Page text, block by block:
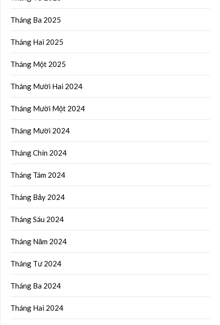
Tháng Ba 2025
Tháng Hai 2025
Tháng Một 2025
Tháng Mười Hai 2024
Tháng Mười Một 2024
Tháng Mười 2024
Tháng Chín 2024
Tháng Tám 2024
Tháng Bảy 2024
Tháng Sáu 2024
Tháng Năm 2024
Tháng Tư 2024
Tháng Ba 2024
Tháng Hai 2024